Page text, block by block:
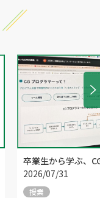
卒業生から学ぶ、
2026/07/31
授業